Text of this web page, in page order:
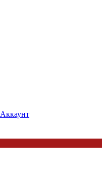
Аккаунт